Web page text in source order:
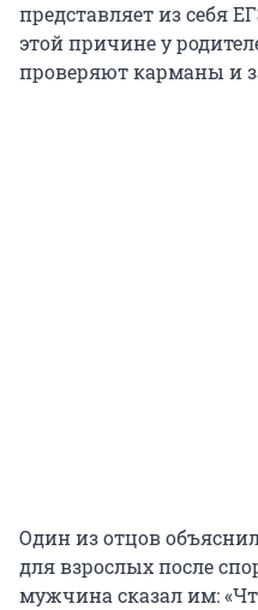
представляет из себя
этой причине у
проверяют карманы и
Один из отцов
для взрослых после
мужчина сказал им: